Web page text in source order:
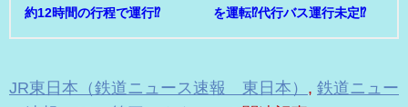
約12時間の行程で運行⁉
を運転⁉代行バス運行未定⁉
JR東日本（鉄道ニュース速報 東日本） , 鉄道ニュー